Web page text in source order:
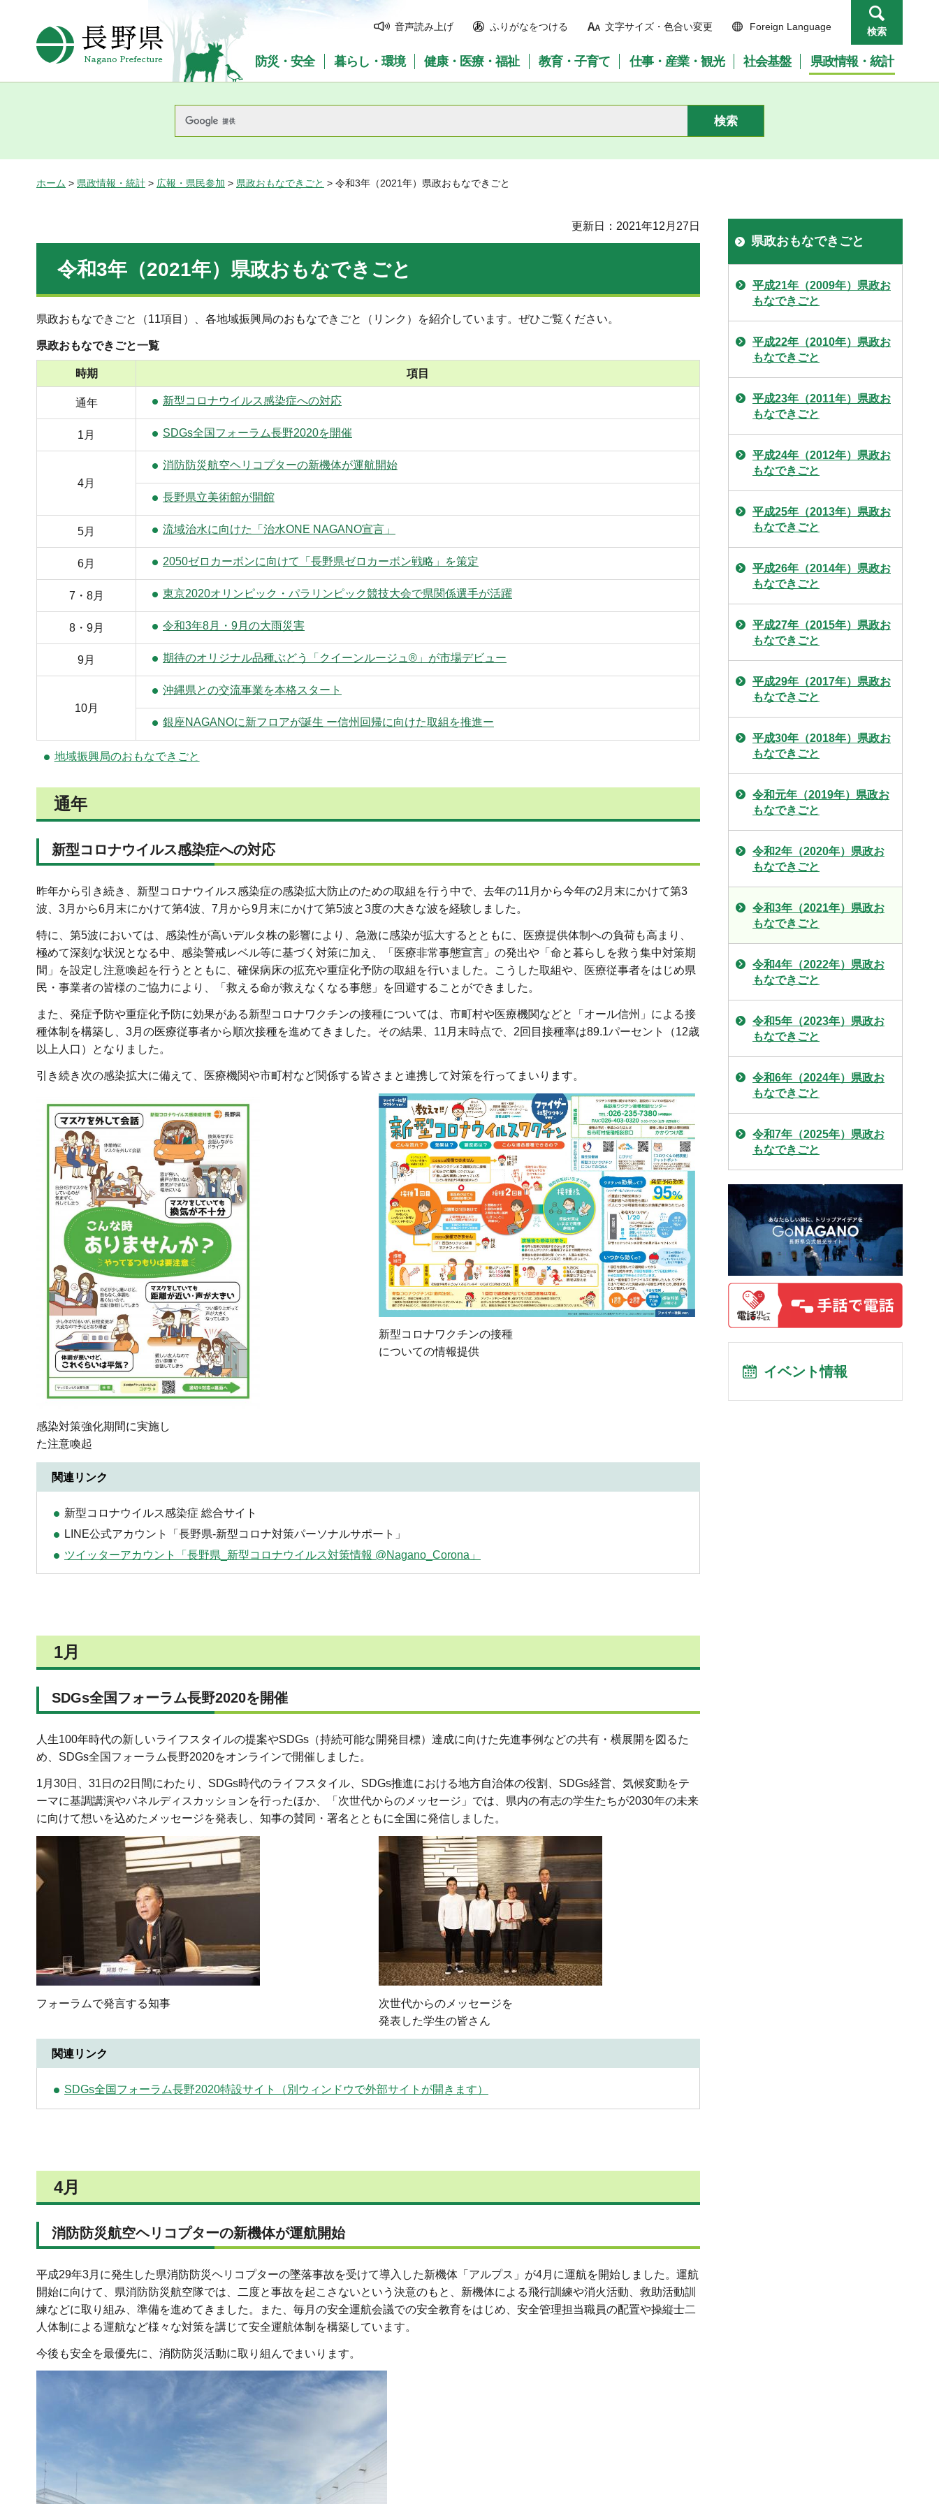
長野県Nagano Prefecture
音声読み上げ ふりがなをつける 文字サイズ・色合い変更 Foreign Language 検索
防災・安全 暮らし・環境 健康・医療・福祉 教育・子育て 仕事・産業・観光 社会基盤 県政情報・統計
ホーム > 県政情報・統計 > 広報・県民参加 > 県政おもなできごと > 令和3年（2021年）県政おもなできごと
更新日：2021年12月27日
令和3年（2021年）県政おもなできごと
県政おもなできごと（11項目）、各地域振興局のおもなできごと（リンク）を紹介しています。ぜひご覧ください。
県政おもなできごと一覧
時期 項目
通年 新型コロナウイルス感染症への対応
1月 SDGs全国フォーラム長野2020を開催
4月
消防防災航空ヘリコプターの新機体が運航開始
長野県立美術館が開館
5月 流域治水に向けた「治水ONE NAGANO宣言」
6月 2050ゼロカーボンに向けて「長野県ゼロカーボン戦略」を策定
7・8月 東京2020オリンピック・パラリンピック競技大会で県関係選手が活躍
8・9月 令和3年8月・9月の大雨災害
9月 期待のオリジナル品種ぶどう「クイーンルージュ®」が市場デビュー
10月
沖縄県との交流事業を本格スタート
銀座NAGANOに新フロアが誕生 ー信州回帰に向けた取組を推進ー
地域振興局のおもなできごと
通年
新型コロナウイルス感染症への対応
昨年から引き続き、新型コロナウイルス感染症の感染拡大防止のための取組を行う中で、去年の11月から今年の2月末にかけて第3
波、3月から6月末にかけて第4波、7月から9月末にかけて第5波と3度の大きな波を経験しました。
特に、第5波においては、感染性が高いデルタ株の影響により、急激に感染が拡大するとともに、医療提供体制への負荷も高まり、
極めて深刻な状況となる中、感染警戒レベル等に基づく対策に加え、「医療非常事態宣言」の発出や「命と暮らしを救う集中対策期
間」を設定し注意喚起を行うとともに、確保病床の拡充や重症化予防の取組を行いました。こうした取組や、医療従事者をはじめ県
民・事業者の皆様のご協力により、「救える命が救えなくなる事態」を回避することができました。
また、発症予防や重症化予防に効果がある新型コロナワクチンの接種については、市町村や医療機関などと「オール信州」による接
種体制を構築し、3月の医療従事者から順次接種を進めてきました。その結果、11月末時点で、2回目接種率は89.1パーセント（12歳
以上人口）となりました。
引き続き次の感染拡大に備えて、医療機関や市町村など関係する皆さまと連携して対策を行ってまいります。
感染対策強化期間に実施し
た注意喚起
新型コロナワクチンの接種
についての情報提供
関連リンク
新型コロナウイルス感染症 総合サイト
LINE公式アカウント「長野県-新型コロナ対策パーソナルサポート」
ツイッターアカウント「長野県_新型コロナウイルス対策情報 @Nagano_Corona」
1月
SDGs全国フォーラム長野2020を開催
人生100年時代の新しいライフスタイルの提案やSDGs（持続可能な開発目標）達成に向けた先進事例などの共有・横展開を図るた
め、SDGs全国フォーラム長野2020をオンラインで開催しました。
1月30日、31日の2日間にわたり、SDGs時代のライフスタイル、SDGs推進における地方自治体の役割、SDGs経営、気候変動をテ
ーマに基調講演やパネルディスカッションを行ったほか、「次世代からのメッセージ」では、県内の有志の学生たちが2030年の未来
に向けて想いを込めたメッセージを発表し、知事の賛同・署名とともに全国に発信しました。
フォーラムで発言する知事
次世代からのメッセージを
発表した学生の皆さん
関連リンク
SDGs全国フォーラム長野2020特設サイト（別ウィンドウで外部サイトが開きます）
4月
消防防災航空ヘリコプターの新機体が運航開始
平成29年3月に発生した県消防防災ヘリコプターの墜落事故を受けて導入した新機体「アルプス」が4月に運航を開始しました。運航
開始に向けて、県消防防災航空隊では、二度と事故を起こさないという決意のもと、新機体による飛行訓練や消火活動、救助活動訓
練などに取り組み、準備を進めてきました。また、毎月の安全運航会議での安全教育をはじめ、安全管理担当職員の配置や操縦士二
人体制による運航など様々な対策を講じて安全運航体制を構築しています。
今後も安全を最優先に、消防防災活動に取り組んでまいります。
県政おもなできごと
平成21年（2009年）県政お
もなできごと
平成22年（2010年）県政お
もなできごと
平成23年（2011年）県政お
もなできごと
平成24年（2012年）県政お
もなできごと
平成25年（2013年）県政お
もなできごと
平成26年（2014年）県政お
もなできごと
平成27年（2015年）県政お
もなできごと
平成29年（2017年）県政お
もなできごと
平成30年（2018年）県政お
もなできごと
令和元年（2019年）県政お
もなできごと
令和2年（2020年）県政お
もなできごと
令和3年（2021年）県政お
もなできごと
令和4年（2022年）県政お
もなできごと
令和5年（2023年）県政お
もなできごと
令和6年（2024年）県政お
もなできごと
令和7年（2025年）県政お
もなできごと
イベント情報